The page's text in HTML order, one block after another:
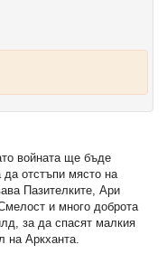
войната ще бъде
да отстъпи място на
Пазителките, Ари
и много доброта
за да спасят малкия
на Аркханта.